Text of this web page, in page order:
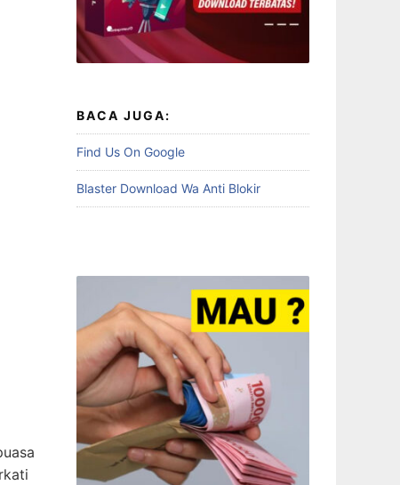
BACA JUGA:
Find Us On Google
Blaster Download Wa Anti Blokir